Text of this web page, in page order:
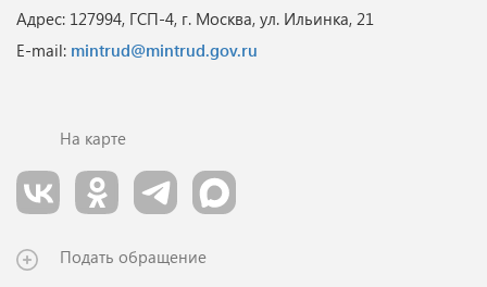
Адрес: 127994, ГСП-4, г. Москва, ул. Ильинка, 21
E-mail: mintrud@mintrud.gov.ru
На карте
Подать обращение